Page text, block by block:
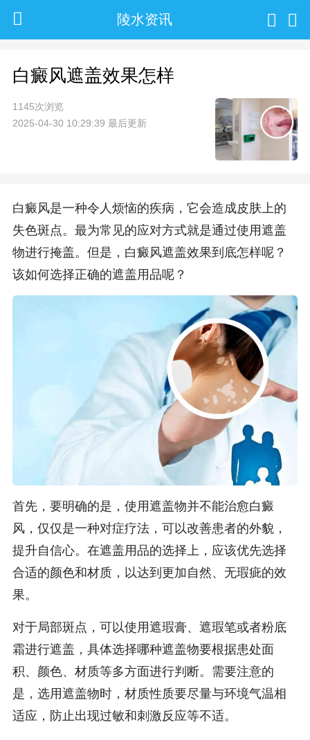
陵水资讯
白癜风遮盖效果怎样
1145次浏览
2025-04-30 10:29:39 最后更新
白癜风是一种令人烦恼的疾病，它会造成皮肤上的
失色斑点。最为常见的应对方式就是通过使用遮盖
物进行掩盖。但是，白癜风遮盖效果到底怎样呢？
该如何选择正确的遮盖用品呢？
首先，要明确的是，使用遮盖物并不能治愈白癜
风，仅仅是一种对症疗法，可以改善患者的外貌，
提升自信心。在遮盖用品的选择上，应该优先选择
合适的颜色和材质，以达到更加自然、无瑕疵的效
果。
对于局部斑点，可以使用遮瑕膏、遮瑕笔或者粉底
霜进行遮盖，具体选择哪种遮盖物要根据患处面
积、颜色、材质等多方面进行判断。需要注意的
是，选用遮盖物时，材质性质要尽量与环境气温相
适应，防止出现过敏和刺激反应等不适。